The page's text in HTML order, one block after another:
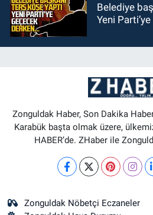
Belediye
Yeni
Zonguldak Haber, Son Dakika
Karabük başta olmak üzere,
HABER’de. ZHaber ile
Zonguldak Nöbetçi Eczaneler